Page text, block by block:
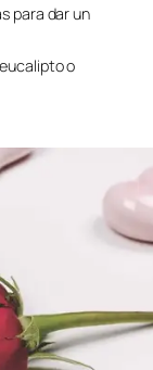
para dar un
o